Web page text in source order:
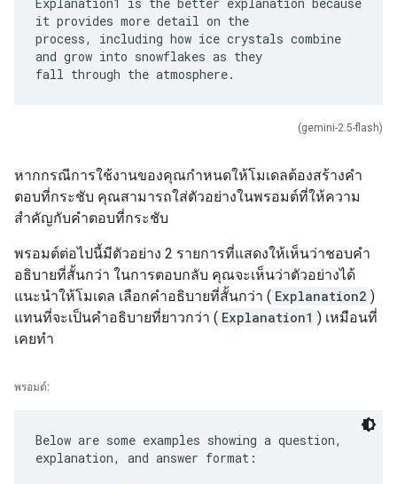
it provides more detail on the
process, including how ice crystals combine
and grow into snowflakes as they
(gemini-2.5-flash)
หากกรณีการใช้งานของคุณกำหนดให้โมเดลต้องสร้างคำ
ตอบที่กระชับ คุณสามารถใส่ตัวอย่างในพรอมต์ที่ให้ความ
สำคัญกับคำตอบที่กระชับ
พรอมต์ต่อไปนี้มีตัวอย่าง 2 รายการที่แสดงให้เห็นว่าชอบคำ
อธิบายที่สั้นกว่า ในการตอบกลับ คุณจะเห็นว่าตัวอย่างได้
แนะนำให้โมเดล เลือกคำอธิบายที่สั้นกว่า ( Explanation2 )
แทนที่จะเป็นคำอธิบายที่ยาวกว่า ( Explanation1 ) เหมือนที่
เคยทำ
พรอมต์:
Below are some examples showing a question,
explanation, and answer format: